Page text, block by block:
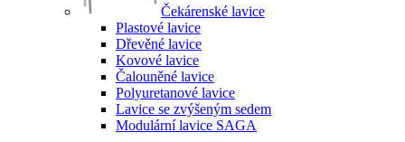
Čekárenské lavice
Plastové lavice
Dřevěné lavice
Kovové lavice
Čalouněné lavice
Polyuretanové lavice
Lavice se zvýšeným sedem
Modulární lavice SAGA